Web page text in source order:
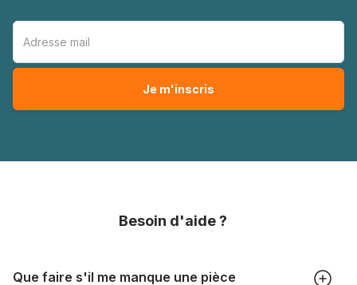
Besoin d'aide ?
Que faire s'il me manque une pièce